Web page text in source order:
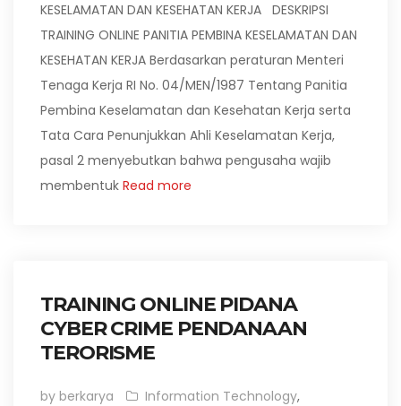
KESELAMATAN DAN KESEHATAN KERJA DESKRIPSI
TRAINING ONLINE PANITIA PEMBINA KESELAMATAN DAN
KESEHATAN KERJA Berdasarkan peraturan Menteri
Tenaga Kerja RI No. 04/MEN/1987 Tentang Panitia
Pembina Keselamatan dan Kesehatan Kerja serta
Tata Cara Penunjukkan Ahli Keselamatan Kerja,
pasal 2 menyebutkan bahwa pengusaha wajib
membentuk Read more
TRAINING ONLINE PIDANA
CYBER CRIME PENDANAAN
TERORISME
by berkarya Information Technology,